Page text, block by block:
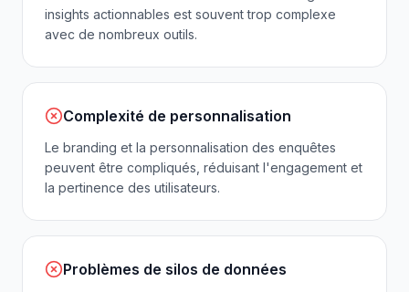
insights actionnables est souvent trop complexe
avec de nombreux outils.
Complexité de personnalisation
Le branding et la personnalisation des enquêtes
peuvent être compliqués, réduisant l'engagement et
la pertinence des utilisateurs.
Problèmes de silos de données